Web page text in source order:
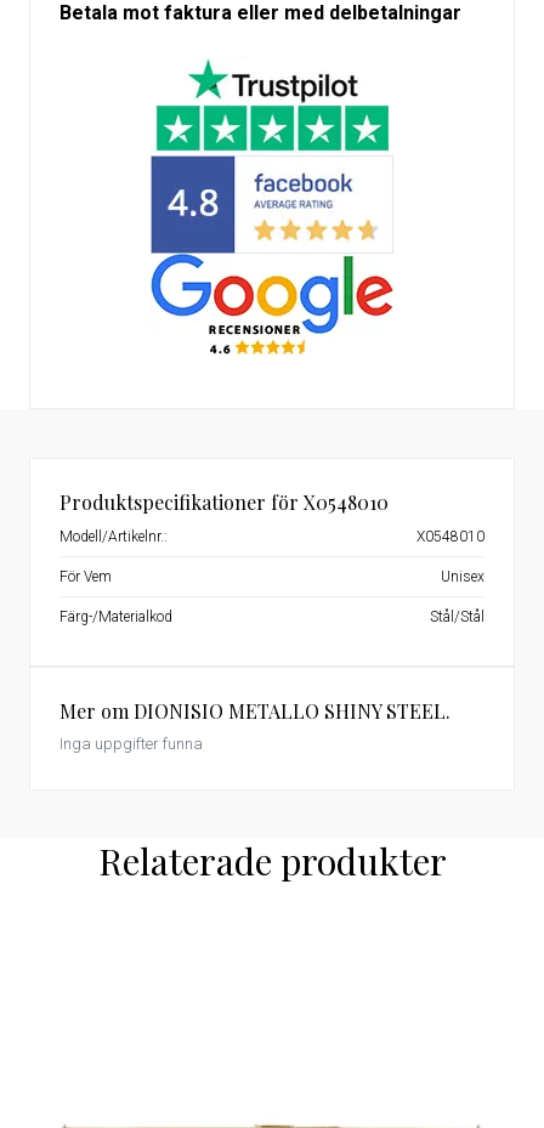
Betala mot faktura eller med delbetalningar
Mer om DIONISIO METALLO SHINY STEEL.
Inga uppgifter funna
Produktspecifikationer för X0548010
Modell/Artikelnr.: X0548010
För Vem Unisex
Färg-/Materialkod Stål/Stål
Relaterade produkter